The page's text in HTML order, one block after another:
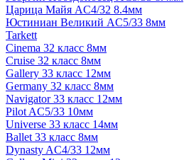
Царица Майя AC4/32 8.4мм
Юстиниан Великий AC5/33 8мм
Tarkett
Cinema 32 класс 8мм
Cruise 32 класс 8мм
Gallery 33 класс 12мм
Germany 32 класс 8мм
Navigator 33 класс 12мм
Pilot AC5/33 10мм
Universe 33 класс 14мм
Ballet 33 класс 8мм
Dynasty AC4/33 12мм